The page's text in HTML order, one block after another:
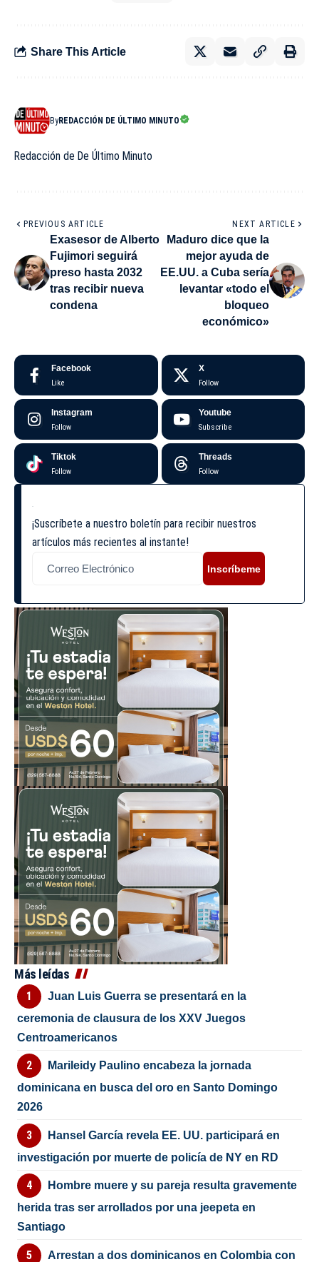
Share This Article
ByREDACCIÓN DE ÚLTIMO MINUTO
Redacción de De Último Minuto
PREVIOUS ARTICLE
Exasesor de Alberto
Fujimori seguirá
preso hasta 2032
tras recibir nueva
condena
NEXT ARTICLE
Maduro dice que la
mejor ayuda de
EE.UU. a Cuba sería
levantar «todo el
bloqueo
económico»
Facebook
Like
X
Follow
Instagram
Follow
Youtube
Subscribe
Tiktok
Follow
Threads
Follow
¡Suscríbete a nuestro boletín para recibir nuestros
artículos más recientes al instante!
Inscríbeme
Más leídas
Juan Luis Guerra se presentará en la
ceremonia de clausura de los XXV Juegos
Centroamericanos
Marileidy Paulino encabeza la jornada
dominicana en busca del oro en Santo Domingo
2026
Hansel García revela EE. UU. participará en
investigación por muerte de policía de NY en RD
Hombre muere y su pareja resulta gravemente
herida tras ser arrollados por una jeepeta en
Santiago
Arrestan a dos dominicanos en Colombia con